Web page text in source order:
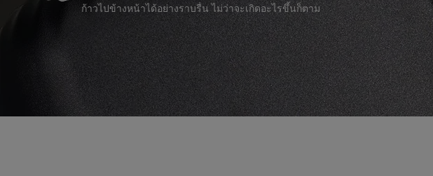
ก้าวไปข้างหน้าได้อย่างราบรื่น ไม่ว่าจะเกิดอะไรขึ้นก็ตาม